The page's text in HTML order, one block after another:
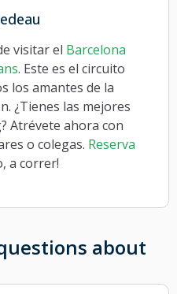
visitar el Barcelona
. Este es el circuito
los amantes de la
¿Tienes las mejores
Atrévete ahora con
o colegas. Reserva
a correr!
about